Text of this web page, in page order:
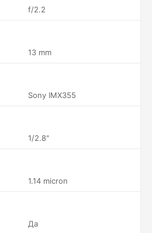
f/2.2
13 mm
Sony IMX355
1/2.8"
1.14 micron
Да